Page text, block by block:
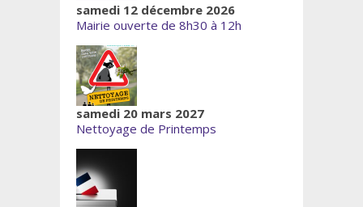
samedi 12 décembre 2026
Mairie ouverte de 8h30 à 12h
samedi 20 mars 2027
Nettoyage de Printemps